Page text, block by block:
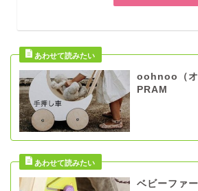
oohnoo（
PRAM
ベビーファ